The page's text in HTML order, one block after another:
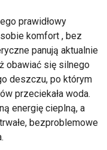
prawidłowy
komfort , bez
panują aktualnie
obawiać się silnego
deszczu, po którym
przeciekała woda.
energię cieplną, a
bezproblemowe